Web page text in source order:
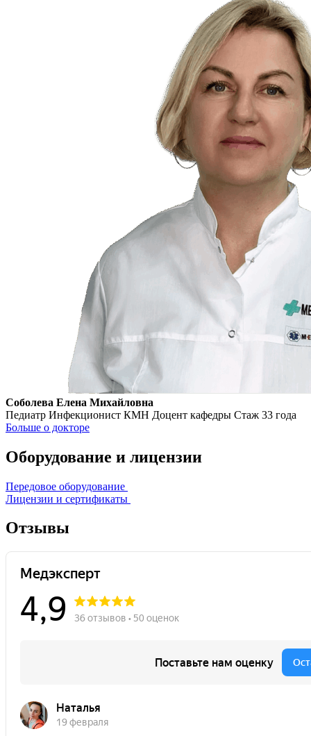
Соболева Елена Михайловна
Педиатр Инфекционист КМН Доцент кафедры Стаж 33 года
Больше о докторе
Оборудование и лицензии
Передовое оборудование
Лицензии и сертификаты
Отзывы